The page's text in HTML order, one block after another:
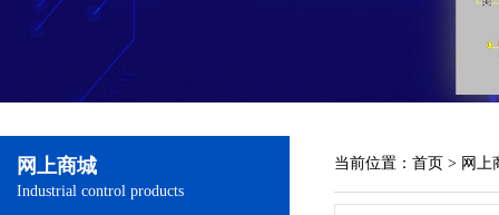
网上商城
Industrial control products
当前位置： 首页 > 网上